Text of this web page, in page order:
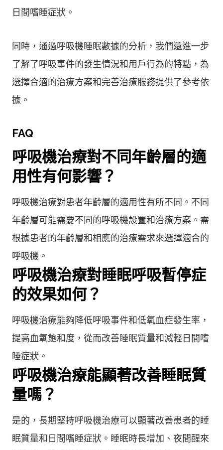
日間嗜睡症狀。
同時，通過呼吸機睡眠數據的分析，我們還進一步
了解了呼吸事件的發生情況和用戶行為的特點，為
選擇合適的治療方案和完善治療服務提供了參考依
據。
FAQ
呼吸機治療對不同年齡層的適
用性有何影響？
呼吸機治療對患者年齡層的適用性有所不同。不同
年齡層可能需要不同的呼吸機設置和治療方案。需
根據患者的年齡層和相應的治療需求來選擇適合的
呼吸機。
呼吸機治療對睡眠呼吸暫停症
的效果如何？
呼吸機治療能夠降低呼吸事件和低氧血症發生率，
提高血氧飽和度，從而改善睡眠質量和減輕日間嗜
睡症狀。
呼吸機治療能顯著改善睡眠質
量嗎？
是的，長期堅持呼吸機治療可以顯著改善患者的睡
眠質量和日間嗜睡症狀。睡眠時長增加、夜間醒來